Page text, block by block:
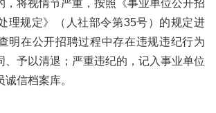
，将视情节严重，按照《事业单位公开招
理规定》（人社部令第35号）的规定进
明在公开招聘过程中存在违规违纪行为
、予以清退；严重违纪的，记入事业单位
信档案库。